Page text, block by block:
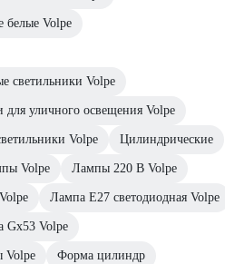
белые Volpe
светильники Volpe
для уличного освещения Volpe
Volpe Цилиндрические
Volpe Лампы 220 В Volpe
Лампа E27 светодиодная Volpe
Gx53 Volpe
Volpe Форма цилиндр